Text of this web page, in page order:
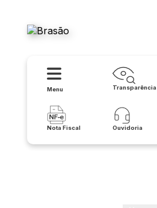
Menu Transparência
Nota Fiscal Ouvidoria